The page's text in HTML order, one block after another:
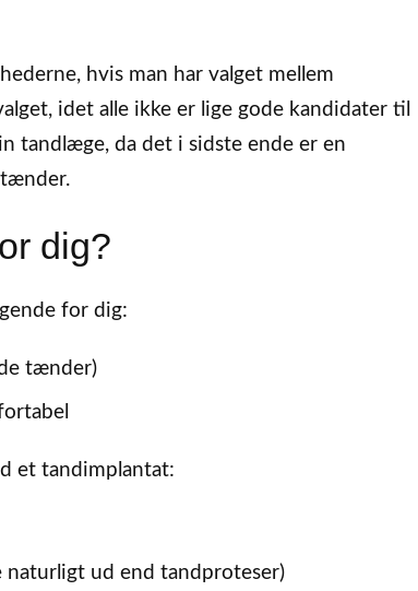
hvis man har valget mellem
idet alle ikke er lige gode kandidater til
tandlæge, da det i sidste ende er en
dig?
for dig:
tænder)
et tandimplantat:
naturligt ud end tandproteser)